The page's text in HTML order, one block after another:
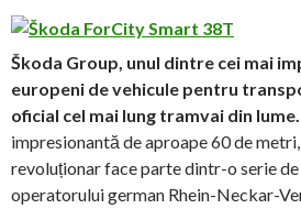
Škoda Group, unul dintre cei mai
europeni de vehicule pentru
oficial cel mai lung tramvai din lume.
impresionantă de aproape 60 de
revoluționar face parte dintr-o serie
operatorului german Rhein-Neckar-